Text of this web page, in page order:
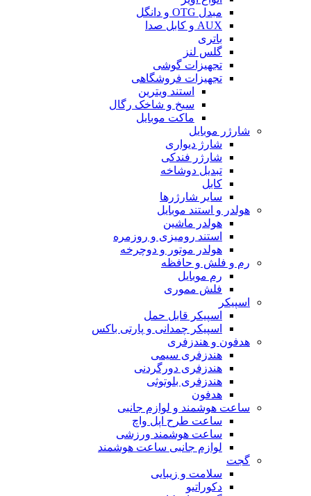
مبدل OTG و دانگل
AUX و کابل صدا
باتری
گلس لنز
تجهیزات گوشی
تجهیزات فروشگاهی
استند ویترین
سیخ و شاخک رگال
ماکت موبایل
شارژر موبایل
شارژ دیواری
شارژر فندکی
تبدیل دوشاخه
کابل
سایر شارژرها
هولدر و استند موبایل
هولدر ماشین
استند رومیزی و روزمره
هولدر موتور و دوچرخه
رم و فلش و حافظه
رم موبایل
فلش مموری
اسپیکر
اسپیکر قابل حمل
اسپیکر چمدانی و پارتی باکس
هدفون و هندزفری
هندزفری سیمی
هندزفری دورگردنی
هندزفری بلوتوثی
هدفون
ساعت هوشمند و لوازم جانبی
ساعت طرح اپل واچ
ساعت هوشمند ورزشی
لوازم جانبی ساعت هوشمند
گجت
سلامت و زیبایی
دکوراتیو